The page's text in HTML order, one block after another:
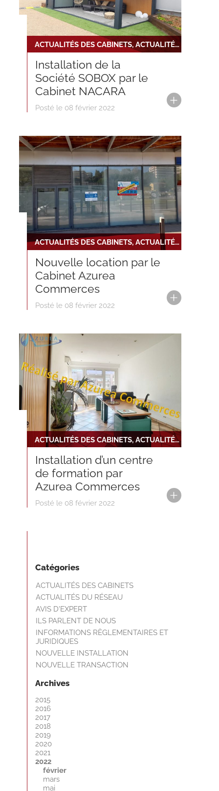
ACTUALITÉS DES CABINETS, ACTUALITÉS DU RÉSEAU, NOUVELLE INSTALLATION
Installation de la
Société SOBOX par le
Cabinet NACARA
Posté le 08 février 2022
ACTUALITÉS DES CABINETS, ACTUALITÉS DU RÉSEAU, NOUVELLE TRANSACTION
Nouvelle location par le
Cabinet Azurea
Commerces
Posté le 08 février 2022
ACTUALITÉS DES CABINETS, ACTUALITÉS DU RÉSEAU, NOUVELLE INSTALLATION
Installation d’un centre
de formation par
Azurea Commerces
Posté le 08 février 2022
Catégories
ACTUALITÉS DES CABINETS
ACTUALITÉS DU RÉSEAU
AVIS D'EXPERT
ILS PARLENT DE NOUS
INFORMATIONS RÈGLEMENTAIRES ET
JURIDIQUES
NOUVELLE INSTALLATION
NOUVELLE TRANSACTION
Archives
2015
2016
2017
2018
2019
2020
2021
2022
février
mars
mai